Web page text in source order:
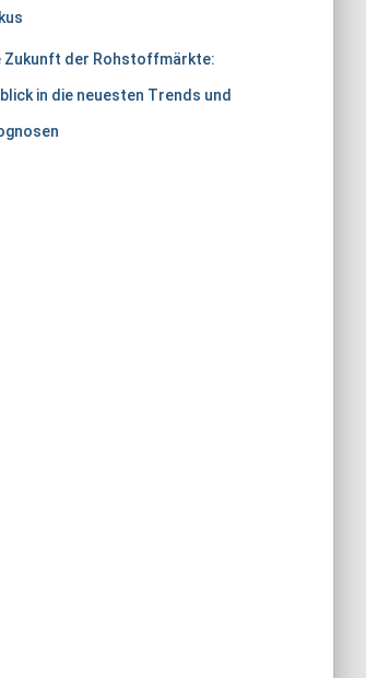
Zukunft der Rohstoffmärkte:
in die neuesten Trends und